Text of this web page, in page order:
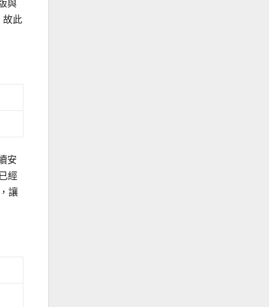
與
故此
安
經
讓